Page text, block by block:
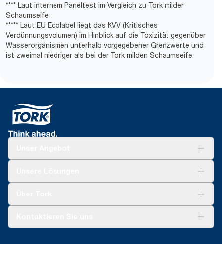
**** Laut internem Paneltest im Vergleich zu Tork milder
Schaumseife
***** Laut EU Ecolabel liegt das KVV (Kritisches
Verdünnungsvolumen) im Hinblick auf die Toxizität gegenüber
Wasserorganismen unterhalb vorgegebener Grenzwerte und
ist zweimal niedriger als bei der Tork milden Schaumseife.
Spenderreklamation
+41 (0)848/810152